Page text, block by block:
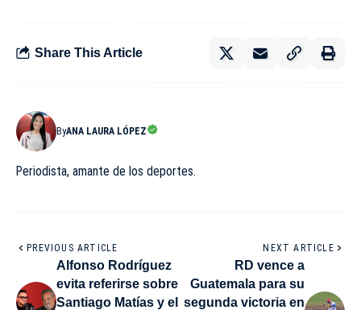
Share This Article
ByANA LAURA LÓPEZ
Periodista, amante de los deportes.
PREVIOUS ARTICLE
Alfonso Rodríguez
evita referirse sobre
Santiago Matías y el
NEXT ARTICLE
RD vence a
Guatemala para su
segunda victoria en